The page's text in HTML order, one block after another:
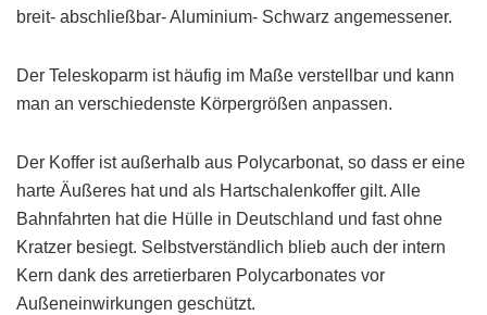
breit- abschließbar- Aluminium- Schwarz angemessener.
Der Teleskoparm ist häufig im Maße verstellbar und kann
man an verschiedenste Körpergrößen anpassen.
Der Koffer ist außerhalb aus Polycarbonat, so dass er eine
harte Äußeres hat und als Hartschalenkoffer gilt. Alle
Bahnfahrten hat die Hülle in Deutschland und fast ohne
Kratzer besiegt. Selbstverständlich blieb auch der intern
Kern dank des arretierbaren Polycarbonates vor
Außeneinwirkungen geschützt.